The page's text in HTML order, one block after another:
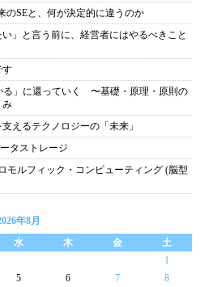
のSEと、何が決定的に違うのか
」と言う前に、経営者にはやるべきこと
す
る」に還っていく 〜基礎・原理・原則の
み
えるテクノロジーの「未来」
タストレージ
モルフィック・コンピューティング (脳型
年8月
水 木 金
土
1
5 6 7
8